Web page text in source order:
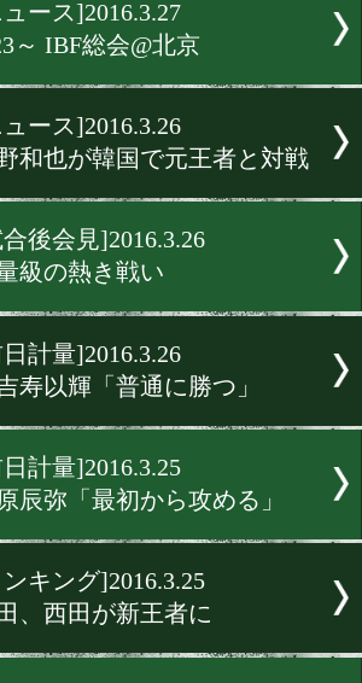
[試合後会見]2016.3.27
大阪で激戦
[前日計量]2016.3.27
井上浩樹「楽しみたい」
[前日計量]2016.3.27
[ニュース]2016.3.27
5/23～ IBF総会@北京
[ニュース]2016.3.26
中野和也が韓国で元王者と